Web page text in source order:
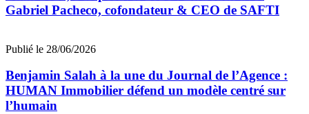
Gabriel Pacheco, cofondateur & CEO de SAFTI
Publié le 28/06/2026
Benjamin Salah à la une du Journal de l’Agence :
HUMAN Immobilier défend un modèle centré sur
l’humain